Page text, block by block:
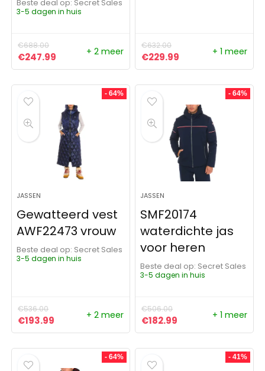
Beste deal op:
Secret Sales
3-5 dagen in huis
€688.00
Oorspronkelijke prijs was: €688.00.
€247.99 Huidige prijs is: €247.99.
+ 2 meer
€632.00
Oorspronkelijke prijs was:
€229.99 Huidige prijs is:
+ 1 meer
- 64%
JASSEN
Gewatteerd vest
AWF22473 vrouw
Beste deal op:
Secret Sales
3-5 dagen in huis
€536.00
Oorspronkelijke prijs was: €536.00.
€193.99 Huidige prijs is: €193.99.
+ 2 meer
- 64%
JASSEN
SMF20174
waterdichte jas
voor heren
Beste deal op:
Secret Sales
3-5 dagen in huis
€506.00
Oorspronkelijke prijs
€182.99 Huidige prijs is:
+ 1 meer
- 64% - 41%